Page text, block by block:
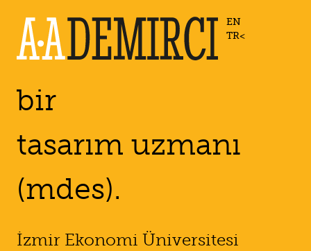
EN
TR
bir
tasarım uzmanı
(mdes).
İzmir Ekonomi Üniversitesi